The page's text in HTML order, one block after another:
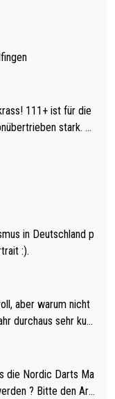
für die
stark. U
in Deutschland p
:).
aber warum nicht
des Weltmei
? Bitte den Arti